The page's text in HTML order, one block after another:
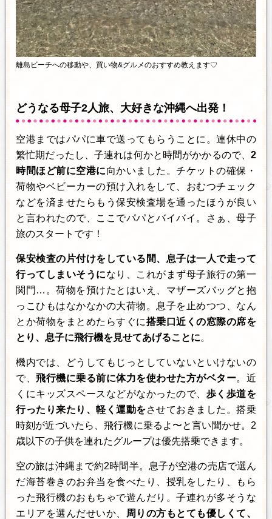
離島ビーチへの移動や、買い物&グルメのおすすめ教えます♡
どうなる母子2人旅、大好きな沖縄へ出発！
空港まではパパに車で送ってもらうことに。連休中の
繁忙期だったし、子連れは何かと時間がかかるので、 2
時間ほど前に空港に向かいました。チケットの確保・
荷物やベビーカーの預け入れをして、おむつチェック
などを済ませたらもう保安検査場を通ったほうが良い
と言われたので、ここでパパとバイバイ。さぁ、母子
旅のスタートです！
保安検査の片付けをしている間、息子は一人で走って
行ってしまいそうになり、これがまず母子旅行の第一
関門…。荷物を預けたとはいえ、マザーズバッグと抱
っこひもはなかなかの大荷物。息子を止めつつ、なん
とか荷物をまとめたらすぐに搭乗口近くの窓際の席を
とり、息子に飛行機を見せてあげることに。
機内では、どうしてもじっとしていないといけないの
で、飛行機に乗る前に体力を使わせた方がベター。近
くにキッズスペースなどがなかったので、 歩く歩道を
行ったり来たり、軽く運動をさせておきました。搭乗
時刻が近づいたら、飛行機に乗るよ〜と言い聞かせ。2
歳以下の子供を連れたグループは優先搭乗できます。
空の旅は沖縄まで約2時間半。息子が空港の売店で選ん
だ海苔巻きのお弁当を食べたり、授乳をしたり、もら
った飛行機のおもちゃで遊んだり。子連れが多そうな
エリアを選んだせいか、
周りの方もとても優しくて、